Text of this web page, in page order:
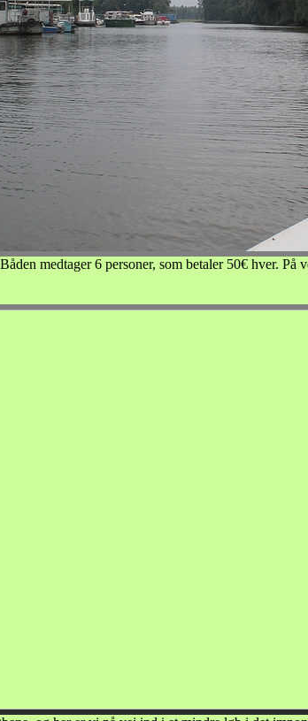
medtager 6 personer, som betaler 50€ hver. På